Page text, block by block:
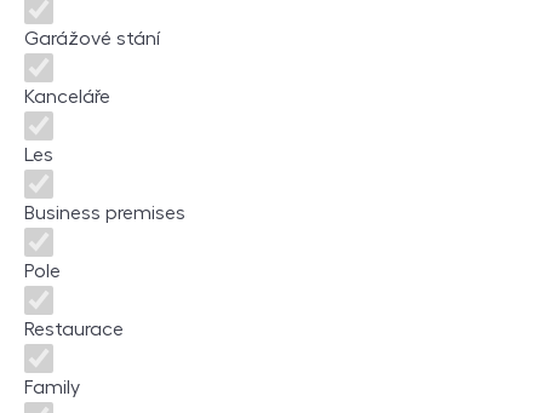
Garážové stání
Kanceláře
Les
Business premises
Pole
Restaurace
Family